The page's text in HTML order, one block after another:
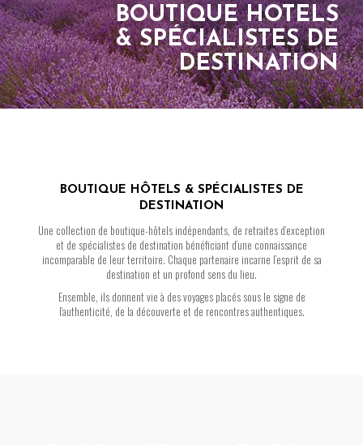
PAROLE À NOS PARTENAIRES
CONTACT
BOUTIQUE HOTELS
& SPÉCIALISTES DE
DESTINATION
BOUTIQUE HÔTELS & SPÉCIALISTES DE
DESTINATION
Une collection de boutique-hôtels indépendants, de retraites d’exception
et de spécialistes de destination bénéficiant d’une connaissance
incomparable de leur territoire. Chaque partenaire incarne l’esprit de sa
destination et un profond sens du lieu.
Ensemble, ils donnent vie à des voyages placés sous le signe de
l’authenticité, de la découverte et de rencontres authentiques.